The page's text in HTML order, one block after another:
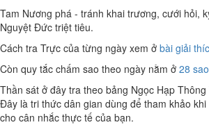
Tam Nương phá - tránh khai trương, cưới hỏi,
Nguyệt Đức triệt tiêu.
Cách tra Trực của từng ngày xem ở bài giải
Còn quy tắc chấm sao theo ngày nằm ở 28
Thần sát ở đây tra theo bảng Ngọc Hạp
Đây là tri thức dân gian dùng để tham khảo
cho cân nhắc thực tế của bạn.